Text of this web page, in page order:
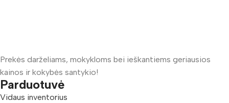
Prekės darželiams, mokykloms bei ieškantiems geriausios
kainos ir kokybės santykio!
Parduotuvė
Vidaus inventorius